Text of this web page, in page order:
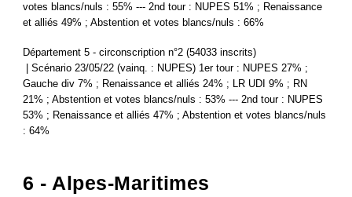
votes blancs/nuls : 55% --- 2nd tour : NUPES 51% ; Renaissance
et alliés 49% ; Abstention et votes blancs/nuls : 66%
Département 5 - circonscription n°2 (54033 inscrits)
| Scénario 23/05/22 (vainq. : NUPES) 1er tour : NUPES 27% ;
Gauche div 7% ; Renaissance et alliés 24% ; LR UDI 9% ; RN
21% ; Abstention et votes blancs/nuls : 53% --- 2nd tour : NUPES
53% ; Renaissance et alliés 47% ; Abstention et votes blancs/nuls
: 64%
6 - Alpes-Maritimes